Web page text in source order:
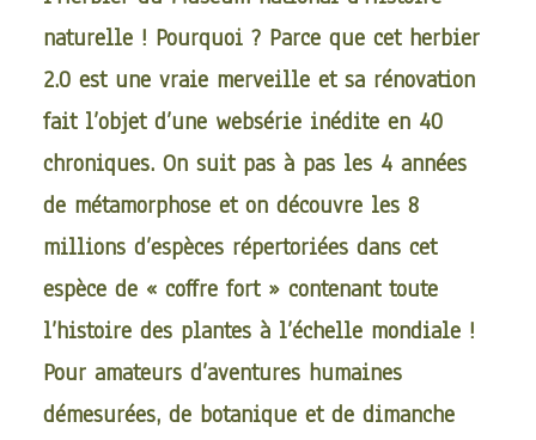
naturelle ! Pourquoi ? Parce que cet herbier
2.0 est une vraie merveille et sa rénovation
fait l’objet d’une websérie inédite en 40
chroniques. On suit pas à pas les 4 années
de métamorphose et on découvre les 8
millions d’espèces répertoriées dans cet
espèce de « coffre fort » contenant toute
l’histoire des plantes à l’échelle mondiale !
Pour amateurs d’aventures humaines
démesurées, de botanique et de dimanche